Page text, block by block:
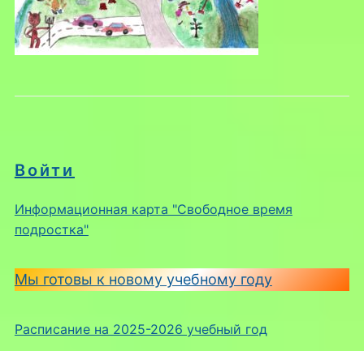
Войти
Информационная карта "Свободное время
подростка"
Мы готовы к новому учебному году
Расписание на 2025-2026 учебный год